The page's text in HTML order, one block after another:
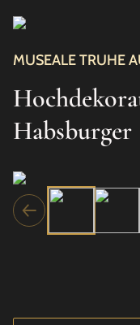
MUSEALE TRUHE
Habsburger